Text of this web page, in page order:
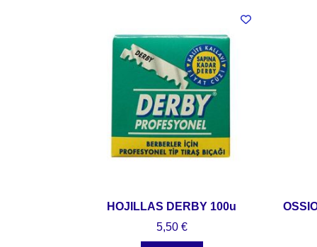
HOJILLAS DERBY 100u
5,50 €